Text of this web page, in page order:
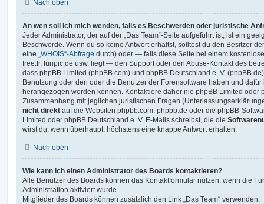
Nach oben
An wen soll ich mich wenden, falls es Beschwerden oder juristische
Jeder Administrator, der auf der „Das Team“-Seite aufgeführt ist, ist ein
Beschwerde. Wenn du so keine Antwort erhältst, solltest du den Besitzer
eine „WHOIS“-Abfrage durch) oder — falls diese Seite bei einem
free.fr, funpic.de usw. liegt — den Support oder den Abuse-Kontakt des
dass phpBB Limited (phpBB.com) und phpBB Deutschland e. V.
Benutzung oder den oder die Benutzer der Forensoftware haben und
herangezogen werden können. Kontaktiere daher nie phpBB Limited oder
Zusammenhang mit jeglichen juristischen Fragen
nicht direkt auf die Websiten phpbb.com, phpbb.de oder die phpBB-
Limited oder phpBB Deutschland e. V. E-Mails schreibst, die die
wirst du, wenn überhaupt, höchstens eine knappe Antwort erhalten.
Nach oben
Wie kann ich einen Administrator des Boards kontaktieren?
Alle Benutzer des Boards können das Kontaktformular nutzen, wenn die
Administration aktiviert wurde.
Mitglieder des Boards können zusätzlich den Link „Das Team“ verwenden.